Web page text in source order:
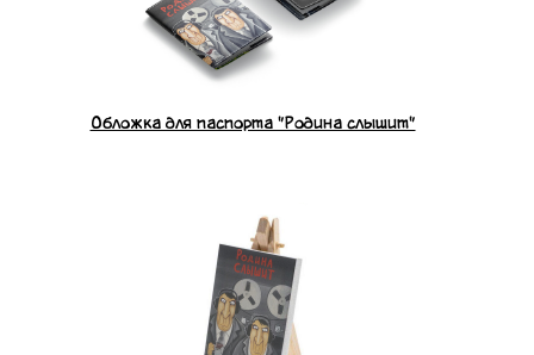
Обложка для паспорта "Родина слышит"